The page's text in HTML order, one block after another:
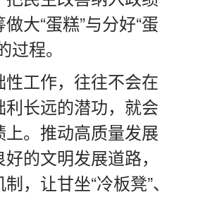
大“蛋糕”与分好“蛋
程。
工作，往往不会在
长远的潜功，就会
。推动高质量发展
的文明发展道路，
让甘坐“冷板凳”、